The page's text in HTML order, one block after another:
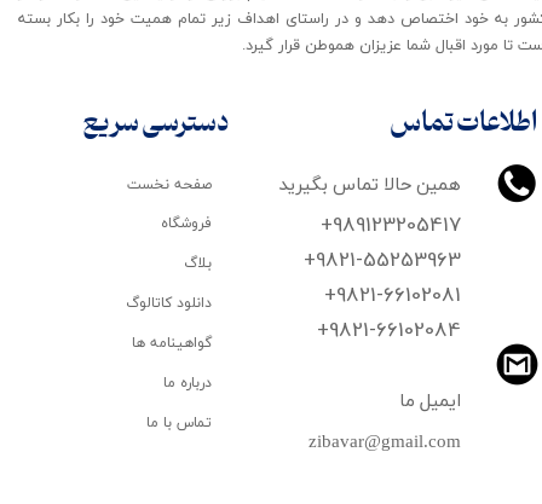
اطلاعات تماس
همین حالا تماس بگیرید
+989123205417
+9821-55253963
+9821-66102081
​​​​​​​+9821-66102084
zibavar@gmail.com
ایمیل ما
به خود اختصاص دهد و در راستای اهداف زیر تمام همیت خود را بکار بسته
تا مورد اقبال شما عزیزان هموطن قرار گیرد​​​​​​​.
صفحه نخست
فروشگاه
بلاگ
دانلود کاتالوگ
گواهینامه ها
درباره ما
تماس با ما
دسترسی سریع